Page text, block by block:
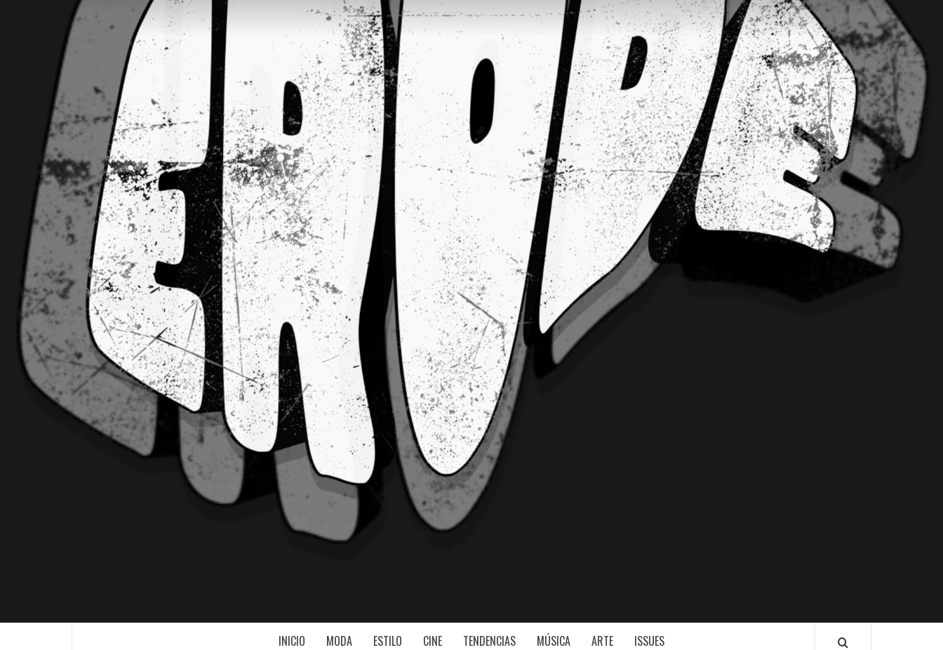
INICIO MODA ESTILO CINE TENDENCIAS MÚSICA ARTE ISSUES